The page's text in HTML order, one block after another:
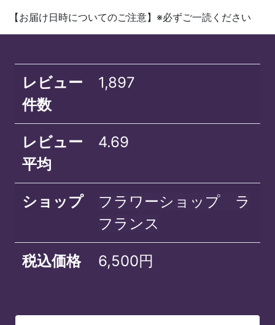
【お届け日時についてのご注意】※必ずご一読ください
レビュー
件数
1,897
レビュー
平均
4.69
ショップ
フラワーショップ ラ
フランス
税込価格 6,500円